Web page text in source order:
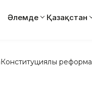
Әлемде Қазақстан
Конституциялық реформа